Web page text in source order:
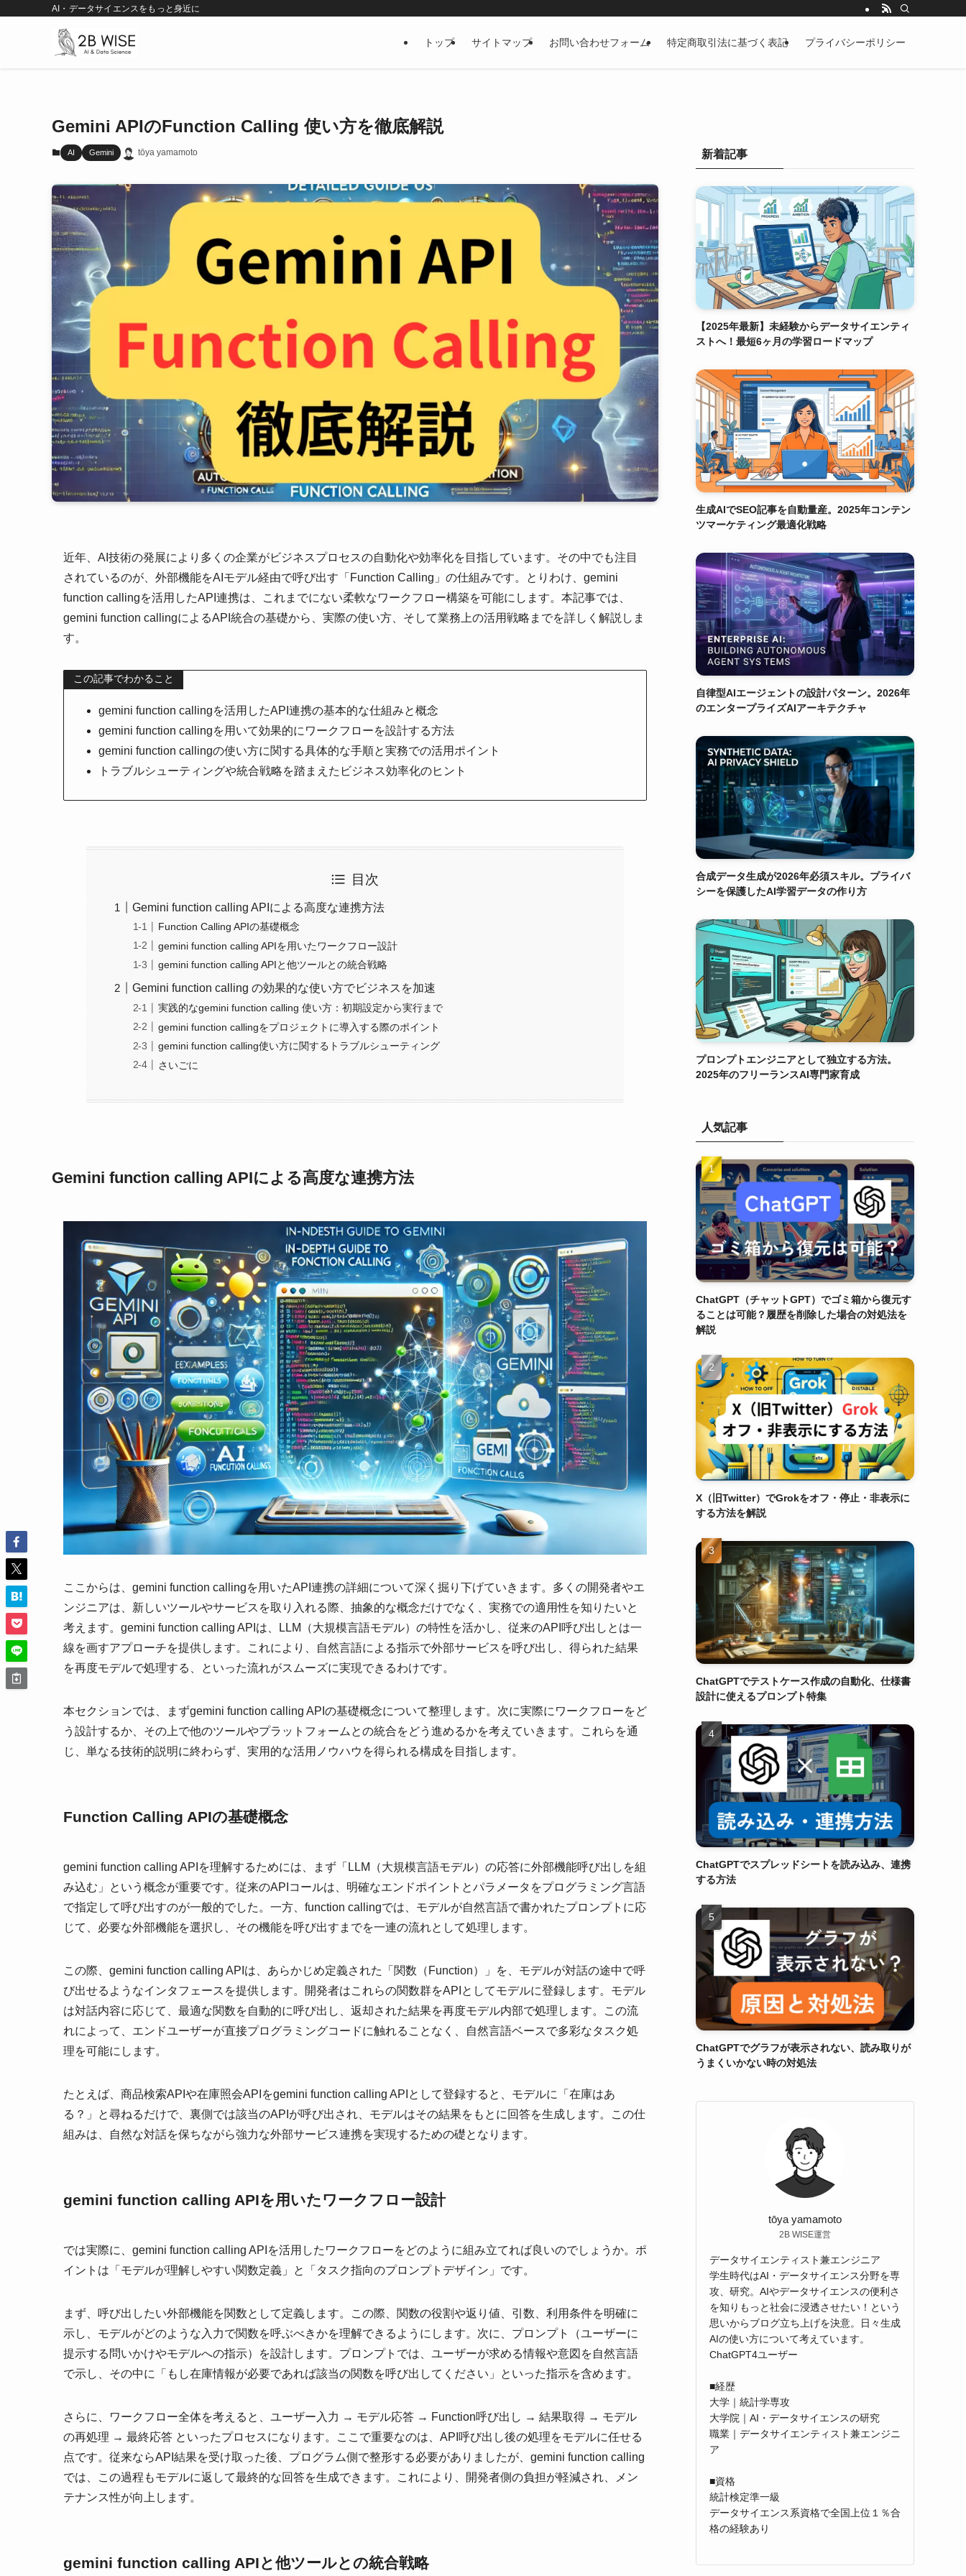
AI・データサイエンスをもっと身近に
トップ サイトマップ お問い合わせフォーム 特定商取引法に基づく表記 プライバシーポリシー
Gemini APIのFunction Calling 使い方を徹底解説
AI Gemini tōya yamamoto
近年、AI技術の発展により多くの企業がビジネスプロセスの自動化や効率化を目指しています。その中でも注目
されているのが、外部機能をAIモデル経由で呼び出す「Function Calling」の仕組みです。とりわけ、gemini
function callingを活用したAPI連携は、これまでにない柔軟なワークフロー構築を可能にします。本記事では、
gemini function callingによるAPI統合の基礎から、実際の使い方、そして業務上の活用戦略までを詳しく解説しま
す。
この記事でわかること
gemini function callingを活用したAPI連携の基本的な仕組みと概念
gemini function callingを用いて効果的にワークフローを設計する方法
gemini function callingの使い方に関する具体的な手順と実務での活用ポイント
トラブルシューティングや統合戦略を踏まえたビジネス効率化のヒント
目次
Gemini function calling APIによる高度な連携方法
Function Calling APIの基礎概念
gemini function calling APIを用いたワークフロー設計
gemini function calling APIと他ツールとの統合戦略
Gemini function calling の効果的な使い方でビジネスを加速
実践的なgemini function calling 使い方：初期設定から実行まで
gemini function callingをプロジェクトに導入する際のポイント
gemini function calling使い方に関するトラブルシューティング
さいごに
Gemini function calling APIによる高度な連携方法
ここからは、gemini function callingを用いたAPI連携の詳細について深く掘り下げていきます。多くの開発者やエ
ンジニアは、新しいツールやサービスを取り入れる際、抽象的な概念だけでなく、実務での適用性を知りたいと
考えます。gemini function calling APIは、LLM（大規模言語モデル）の特性を活かし、従来のAPI呼び出しとは一
線を画すアプローチを提供します。これにより、自然言語による指示で外部サービスを呼び出し、得られた結果
を再度モデルで処理する、といった流れがスムーズに実現できるわけです。
本セクションでは、まずgemini function calling APIの基礎概念について整理します。次に実際にワークフローをど
う設計するか、その上で他のツールやプラットフォームとの統合をどう進めるかを考えていきます。これらを通
じ、単なる技術的説明に終わらず、実用的な活用ノウハウを得られる構成を目指します。
Function Calling APIの基礎概念
gemini function calling APIを理解するためには、まず「LLM（大規模言語モデル）の応答に外部機能呼び出しを組
み込む」という概念が重要です。従来のAPIコールは、明確なエンドポイントとパラメータをプログラミング言語
で指定して呼び出すのが一般的でした。一方、function callingでは、モデルが自然言語で書かれたプロンプトに応
じて、必要な外部機能を選択し、その機能を呼び出すまでを一連の流れとして処理します。
この際、gemini function calling APIは、あらかじめ定義された「関数（Function）」を、モデルが対話の途中で呼
び出せるようなインタフェースを提供します。開発者はこれらの関数群をAPIとしてモデルに登録します。モデル
は対話内容に応じて、最適な関数を自動的に呼び出し、返却された結果を再度モデル内部で処理します。この流
れによって、エンドユーザーが直接プログラミングコードに触れることなく、自然言語ベースで多彩なタスク処
理を可能にします。
たとえば、商品検索APIや在庫照会APIをgemini function calling APIとして登録すると、モデルに「在庫はあ
る？」と尋ねるだけで、裏側では該当のAPIが呼び出され、モデルはその結果をもとに回答を生成します。この仕
組みは、自然な対話を保ちながら強力な外部サービス連携を実現するための礎となります。
gemini function calling APIを用いたワークフロー設計
では実際に、gemini function calling APIを活用したワークフローをどのように組み立てれば良いのでしょうか。ポ
イントは「モデルが理解しやすい関数定義」と「タスク指向のプロンプトデザイン」です。
まず、呼び出したい外部機能を関数として定義します。この際、関数の役割や返り値、引数、利用条件を明確に
示し、モデルがどのような入力で関数を呼ぶべきかを理解できるようにします。次に、プロンプト（ユーザーに
提示する問いかけやモデルへの指示）を設計します。プロンプトでは、ユーザーが求める情報や意図を自然言語
で示し、その中に「もし在庫情報が必要であれば該当の関数を呼び出してください」といった指示を含めます。
さらに、ワークフロー全体を考えると、ユーザー入力 → モデル応答 → Function呼び出し → 結果取得 → モデル
の再処理 → 最終応答 といったプロセスになります。ここで重要なのは、API呼び出し後の処理をモデルに任せる
点です。従来ならAPI結果を受け取った後、プログラム側で整形する必要がありましたが、gemini function calling
では、この過程もモデルに返して最終的な回答を生成できます。これにより、開発者側の負担が軽減され、メン
テナンス性が向上します。
gemini function calling APIと他ツールとの統合戦略
新着記事
【2025年最新】未経験からデータサイエンティ
ストへ！最短6ヶ月の学習ロードマップ
生成AIでSEO記事を自動量産。2025年コンテン
ツマーケティング最適化戦略
自律型AIエージェントの設計パターン。2026年
のエンタープライズAIアーキテクチャ
合成データ生成が2026年必須スキル。プライバ
シーを保護したAI学習データの作り方
プロンプトエンジニアとして独立する方法。
2025年のフリーランスAI専門家育成
人気記事
ChatGPT（チャットGPT）でゴミ箱から復元す
ることは可能？履歴を削除した場合の対処法を
解説
X（旧Twitter）でGrokをオフ・停止・非表示に
する方法を解説
ChatGPTでテストケース作成の自動化、仕様書
設計に使えるプロンプト特集
ChatGPTでスプレッドシートを読み込み、連携
する方法
ChatGPTでグラフが表示されない、読み取りが
うまくいかない時の対処法
tōya yamamoto
2B WISE運営
データサイエンティスト兼エンジニア
学生時代はAI・データサイエンス分野を専
攻、研究。AIやデータサイエンスの便利さ
を知りもっと社会に浸透させたい！という
思いからブログ立ち上げを決意。日々生成
AIの使い方について考えています。
ChatGPT4ユーザー
■経歴
大学｜統計学専攻
大学院｜AI・データサイエンスの研究
職業｜データサイエンティスト兼エンジニ
ア
■資格
統計検定準一級
データサイエンス系資格で全国上位１％合
格の経験あり